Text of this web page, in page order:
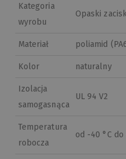
Kategoria
wyrobu
Opaski
Materiał poliamid
Kolor naturalny
Izolacja
samogasnąca
UL 94 V2
Temperatura
robocza
od -40 °C do